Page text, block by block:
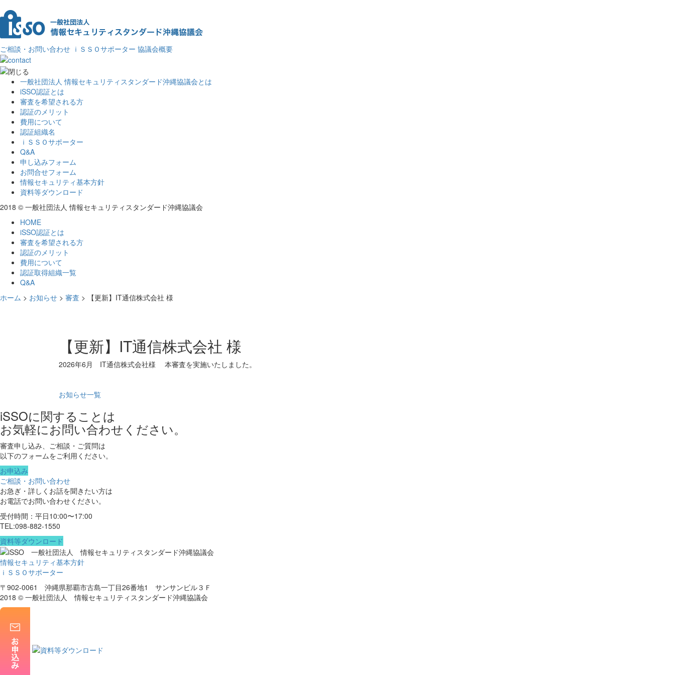
ご相談・お問い合わせ ｉＳＳＯサポーター 協議会概要
一般社団法人 情報セキュリティスタンダード沖縄協議会とは
iSSO認証とは
審査を希望される方
認証のメリット
費用について
認証組織名
ｉＳＳＯサポーター
Q&A
申し込みフォーム
お問合せフォーム
情報セキュリティ基本方針
資料等ダウンロード
2018 © 一般社団法人 情報セキュリティスタンダード沖縄協議会
HOME
iSSO認証とは
審査を希望される方
認証のメリット
費用について
認証取得組織一覧
Q&A
ホーム > お知らせ > 審査 > 【更新】IT通信株式会社 様
【更新】IT通信株式会社 様
2026年6月 IT通信株式会社様 本審査を実施いたしました。
お知らせ一覧
iSSOに関することは
お気軽にお問い合わせください。
審査申し込み、ご相談・ご質問は
以下のフォームをご利用ください。
お申込み
ご相談・お問い合わせ
お急ぎ・詳しくお話を聞きたい方は
お電話でお問い合わせください。
受付時間：平日10:00〜17:00
TEL:098-882-1550
資料等ダウンロード
情報セキュリティ基本方針
ｉＳＳＯサポーター
〒902-0061 沖縄県那覇市古島一丁目26番地1 サンサンビル３Ｆ
2018 © 一般社団法人 情報セキュリティスタンダード沖縄協議会